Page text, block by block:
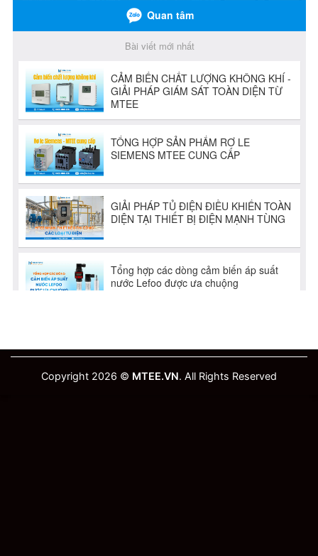
Copyright 2026 © MTEE.VN. All Rights Reserved